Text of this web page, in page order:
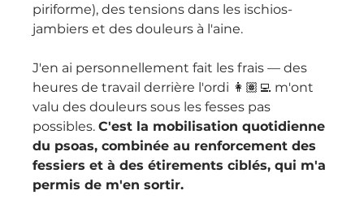
piriforme), des tensions dans les ischios-
jambiers et des douleurs à l'aine.
J'en ai personnellement fait les frais — des
heures de travail derrière l'ordi 👩🏽‍💻 m'ont
valu des douleurs sous les fesses pas
possibles. C'est la mobilisation quotidienne
du psoas, combinée au renforcement des
fessiers et à des étirements ciblés, qui m'a
permis de m'en sortir.